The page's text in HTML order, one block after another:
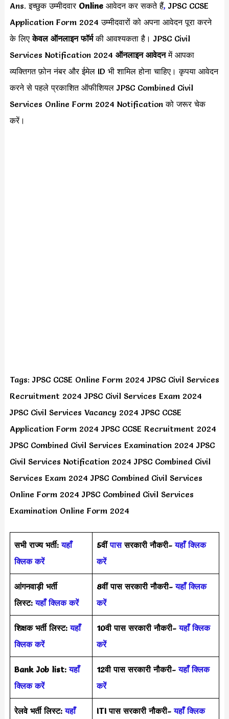
Ans. इच्छुक उम्मीदवार Online आवेदन कर सकते हैं, JPSC CCSE
Application Form 2024 उम्मीदवारों को अपना आवेदन पूरा करने
के लिएकेवल ऑनलाइन फॉर्मकी आवश्यकता है। JPSC Civil
Services Notification 2024 ऑनलाइन आवेदनमें आपका
व्यक्तिगत फ़ोन नंबर और ईमेल ID भी शामिल होना चाहिए। कृपया आवेदन
करने से पहले प्रकाशित ऑफीशियल JPSC Combined Civil
Services Online Form 2024 Notification को जरूर चेक
करें।
Tags: JPSC CCSE Online Form 2024 JPSC Civil Services
Recruitment 2024 JPSC Civil Services Exam 2024
JPSC Civil Services Vacancy 2024 JPSC CCSE
Application Form 2024 JPSC CCSE Recruitment 2024
JPSC Combined Civil Services Examination 2024 JPSC
Civil Services Notification 2024 JPSC Combined Civil
Services Exam 2024 JPSC Combined Civil Services
Online Form 2024 JPSC Combined Civil Services
Examination Online Form 2024
सभी राज्य भर्ती: यहाँ
क्लिक करें
5वींपाससरकारी नौकरी- यहाँ क्लिक
करें
आंगनवाड़ी भर्ती
लिस्ट: यहाँ क्लिक करें
8वीं पास सरकारी नौकरी- यहाँ क्लिक
करें
शिक्षक भर्ती लिस्ट: यहाँ
क्लिक करें
10वी पास सरकारी नौकरी- यहाँ क्लिक
करें
Bank Job list: यहाँ
क्लिक करें
12वी पास सरकारी नौकरी- यहाँ क्लिक
करें
रेलवे भर्ती लिस्ट: यहाँ ITI पास सरकारी नौकरी- यहाँ क्लिक